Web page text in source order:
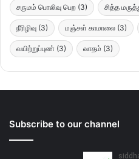
சருமம் பொலிவு பெற (3) சித்த
நீரிழிவு (3) மஞ்சள் காமாலை (3)
வயிற்றுப்புண் (3) வாதம் (3)
Subscribe to our channel